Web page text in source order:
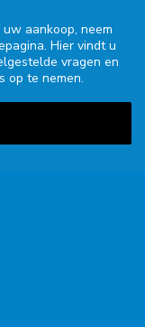
aankoop, neem
Hier vindt u
vragen en
op te nemen.